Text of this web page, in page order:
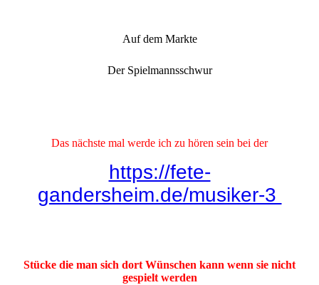
Auf dem Markte
Der Spielmannsschwur
Das nächste mal werde ich zu hören sein bei der
https://fete-
gandersheim.de/musiker-3
Stücke die man sich dort Wünschen kann wenn sie nicht
gespielt werden